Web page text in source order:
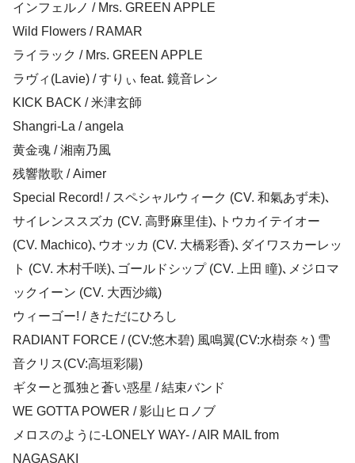
インフェルノ / Mrs. GREEN APPLE
Wild Flowers / RAMAR
ライラック / Mrs. GREEN APPLE
ラヴィ(Lavie) / すりぃ feat. 鏡音レン
KICK BACK / 米津玄師
Shangri-La / angela
黄金魂 / 湘南乃風
残響散歌 / Aimer
Special Record! / スペシャルウィーク (CV. 和氣あず未)､
サイレンススズカ (CV. 高野麻里佳)､トウカイテイオー
(CV. Machico)､ウオッカ (CV. 大橋彩香)､ダイワスカーレッ
ト (CV. 木村千咲)､ゴールドシップ (CV. 上田 瞳)､メジロマ
ックイーン (CV. 大西沙織)
ウィーゴー! / きただにひろし
RADIANT FORCE / (CV:悠木碧) 風鳴翼(CV:水樹奈々) 雪
音クリス(CV:高垣彩陽)
ギターと孤独と蒼い惑星 / 結束バンド
WE GOTTA POWER / 影山ヒロノブ
メロスのように-LONELY WAY- / AIR MAIL from
NAGASAKI